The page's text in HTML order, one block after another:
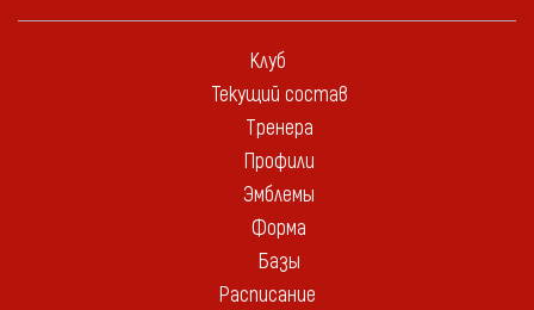
Клуб
Текущий состав
Тренера
Профили
Эмблемы
Форма
Базы
Расписание